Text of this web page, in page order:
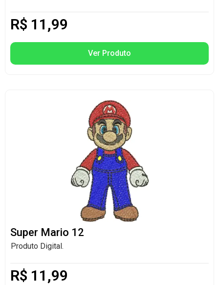
R$ 11,99
Ver Produto
Super Mario 12
Produto Digital.
R$ 11,99